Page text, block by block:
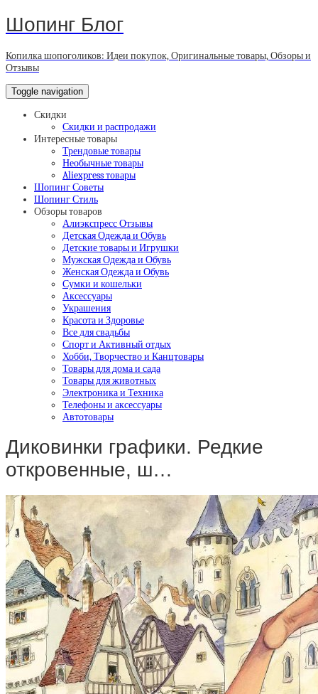
Шопинг Блог
Копилка шопоголиков: Идеи покупок, Оригинальные товары, Обзоры и
Отзывы
Toggle navigation
Скидки
Скидки и распродажи
Интересные товары
Трендовые товары
Необычные товары
Aliexpress товары
Шопинг Советы
Шопинг Стиль
Обзоры товаров
Алиэкспресс Отзывы
Детская Одежда и Обувь
Детские товары и Игрушки
Мужская Одежда и Обувь
Женская Одежда и Обувь
Сумки и кошельки
Аксессуары
Украшения
Красота и Здоровье
Все для свадьбы
Спорт и Активный отдых
Хобби, Творчество и Канцтовары
Товары для дома и сада
Товары для животных
Электроника и Техника
Телефоны и аксессуары
Автотовары
Диковинки графики. Редкие
откровенные, ш…